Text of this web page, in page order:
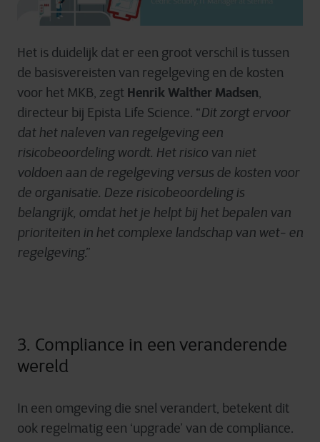
Het is duidelijk dat er een groot verschil is tussen
de basisvereisten van regelgeving en de kosten
voor het MKB, zegt Henrik Walther Madsen,
directeur bij Epista Life Science. “Dit zorgt ervoor
dat het naleven van regelgeving een
risicobeoordeling wordt. Het risico van niet
voldoen aan de regelgeving versus de kosten voor
de organisatie. Deze risicobeoordeling is
belangrijk, omdat het je helpt bij het bepalen van
prioriteiten in het complexe landschap van wet- en
regelgeving.”
3. Compliance in een veranderende
wereld
In een omgeving die snel verandert, betekent dit
ook regelmatig een ‘upgrade’ van de compliance.